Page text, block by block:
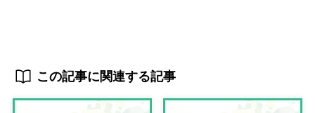
この記事に関連する記事